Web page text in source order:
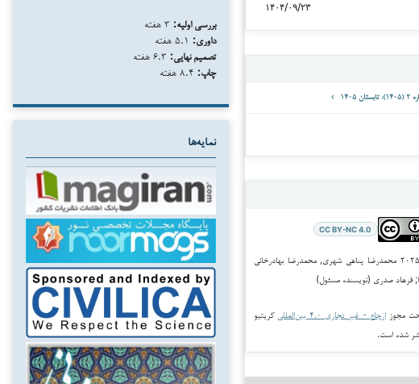
۱۴۰۴/۰۹/۲۳
CC BY-NC 4.0
حق نشر ۲۰۲۵ محمدرضا پناهی شهری, محمدرضا بهادرخانی
فرهاد صدری (نویسنده مسئول)
مجوزارجاع - غیر تجاری ۴.۰ بین‌المللی
کریتیو
شده است.
بررسی اولیه:
داوری:
تصمیم نهایی:
چاپ:
نمایه‌ها